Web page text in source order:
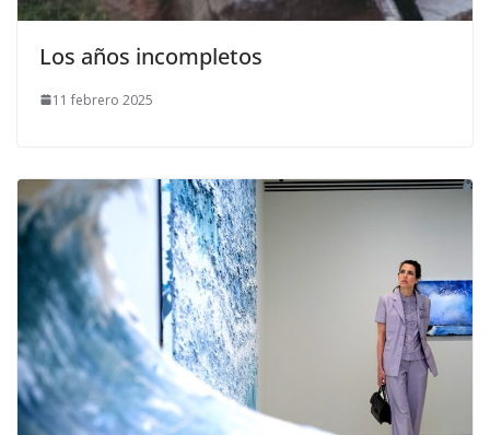
​Los años incompletos
11 febrero 2025